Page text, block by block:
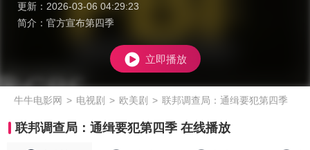
更新： 2026-03-06 04:29:23
简介： 官方宣布第四季
立即播放
牛牛电影网 > 电视剧 > 欧美剧 > 联邦调查局：通缉要犯第四季
联邦调查局：通缉要犯第四季 在线播放